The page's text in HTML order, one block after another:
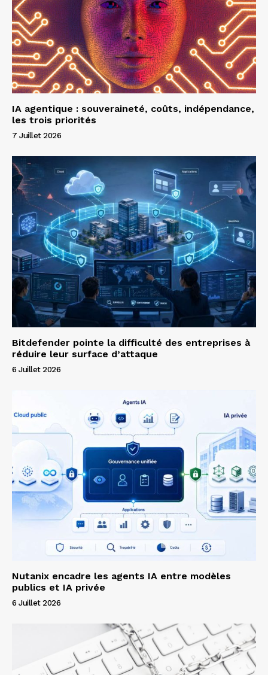
IA agentique : souveraineté, coûts, indépendance,
les trois priorités
7 Juillet 2026
Bitdefender pointe la difficulté des entreprises à
réduire leur surface d’attaque
6 Juillet 2026
Nutanix encadre les agents IA entre modèles
publics et IA privée
6 Juillet 2026